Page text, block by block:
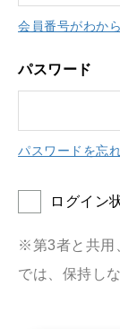
会員番号がわか
パスワード
パスワードを忘
ログイン
※第3者と共用
では、保持し